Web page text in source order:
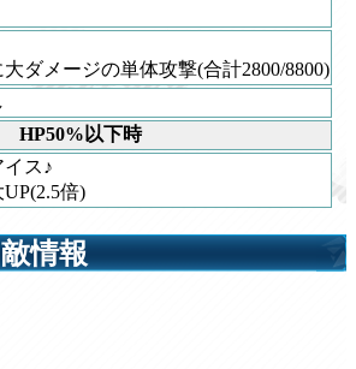
ダメージの単体攻撃(合計2800/8800)
HP50%以下時
ス♪
倍)
情報